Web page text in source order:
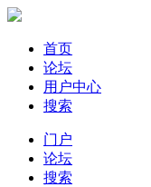
首页
论坛
用户中心
搜索
门户
论坛
搜索